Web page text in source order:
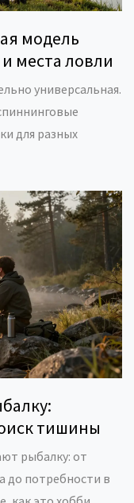
модель
места ловли
универсальная.
для разных
тишины
рыбалку: от
до потребности в